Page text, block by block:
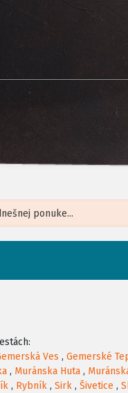
Ves , Gemerské
, Muránska Huta ,
, Rybník , Sirk , Šivetice ,